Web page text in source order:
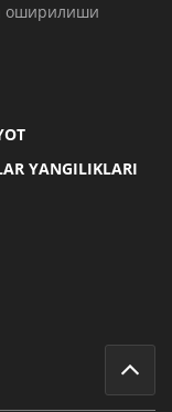
оширилиши
YANGILIKLARI